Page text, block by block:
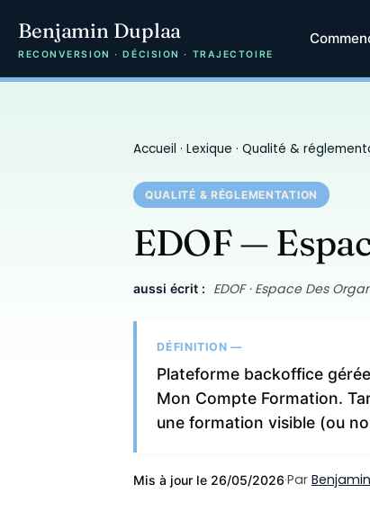
Benjamin Duplaa
RECONVERSION · DÉCISION · TRAJECTOIRE
Accueil · Lexique · Qualité &
QUALITÉ & RÉGLEMENTATION
EDOF —
aussi écrit : EDOF · Espace Des
DÉFINITION —
Plateforme backoffice
Mon Compte Formation.
une formation visible (ou
Mis à jour le 26/05/2026·Par